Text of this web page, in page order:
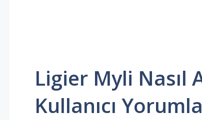
Ligier Myli Nasıl
Kullanıcı